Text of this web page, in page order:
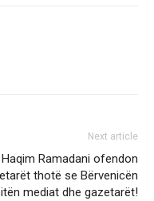
Next article
Haqim Ramadani ofendon
thotë se Bërvenicën
mediat dhe gazetarët!